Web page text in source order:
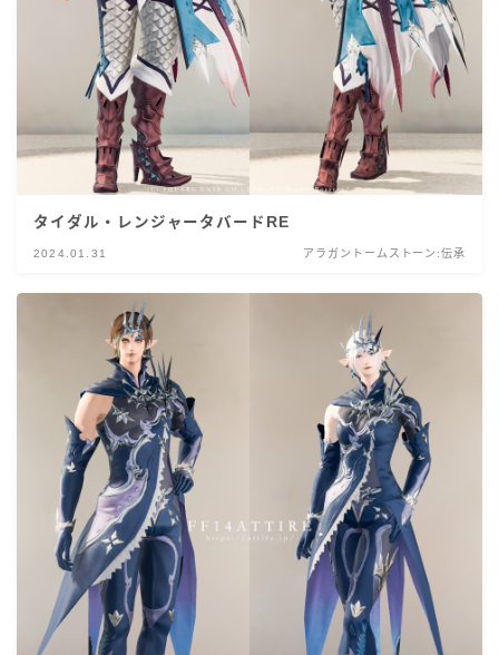
タイダル・レンジャータバードRE
2024.01.31 アラガントームストーン:伝承